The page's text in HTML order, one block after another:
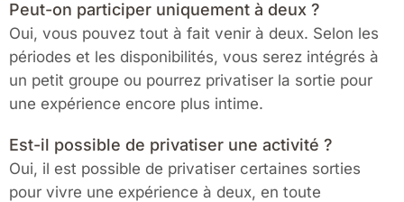
Peut-on participer uniquement à deux ?
Oui, vous pouvez tout à fait venir à deux. Selon les
périodes et les disponibilités, vous serez intégrés à
un petit groupe ou pourrez privatiser la sortie pour
une expérience encore plus intime.
Est-il possible de privatiser une activité ?
Oui, il est possible de privatiser certaines sorties
pour vivre une expérience à deux, en toute